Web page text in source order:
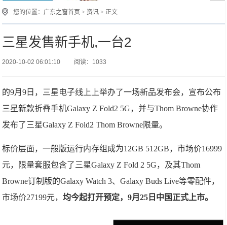
您的位置： 广东之窗首页 >资讯 > 正文
三星发售新手机,一台2
2020-10-02 06:01:10 阅读：1033
的9月9日，三星电子线上上举办了一场新品发布会，宣布公布
三星新款折叠手机Galaxy Z Fold2 5G，并与Thom Browne协作
发布了三星Galaxy Z Fold2 Thom Browne限量。
标价层面，一般版运行内存组成为12GB 512GB，市场价16999
元，限量套服包含了三星Galaxy Z Fold 2 5G，及其Thom
Browne订制版的Galaxy Watch 3、Galaxy Buds Live等零配件，
市场价27199元，均今起打开预定，9月25日中国正式上市。